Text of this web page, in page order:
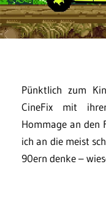
Pünktlich zum
CineFix mit
Hommage an den
ich an die meist
90ern denke –